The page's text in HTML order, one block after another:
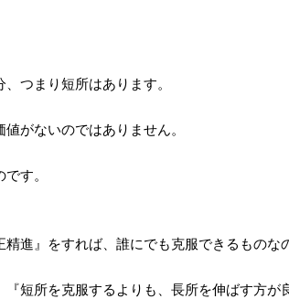
つまり短所はあります。
がないのではありません。
す。
進』をすれば、誰にでも克服できるものな
短所を克服するよりも、長所を伸ばす方が